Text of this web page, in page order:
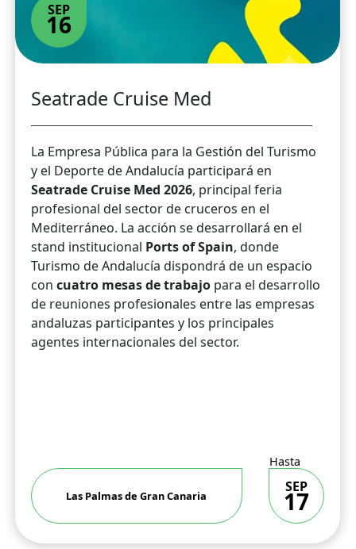
SEP
16
Seatrade Cruise Med
La Empresa Pública para la Gestión del Turismo
y el Deporte de Andalucía participará en
Seatrade Cruise Med 2026, principal feria
profesional del sector de cruceros en el
Mediterráneo. La acción se desarrollará en el
stand institucional Ports of Spain, donde
Turismo de Andalucía dispondrá de un espacio
con cuatro mesas de trabajo para el desarrollo
de reuniones profesionales entre las empresas
andaluzas participantes y los principales
agentes internacionales del sector.
Las Palmas de Gran Canaria
Hasta
SEP
17